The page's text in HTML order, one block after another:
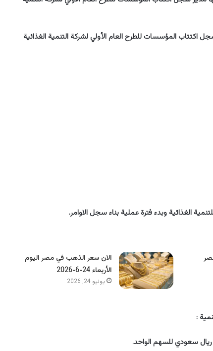
المؤسسات للطرح العام الأولي لشركة التنمية الغذائية
الغذائية وبدء فترة عملية بناء سجل الاوامر.
الان سعر الذهب في مصر اليوم
الأربعاء 24-6-2026
يونيو 24, 2026
: